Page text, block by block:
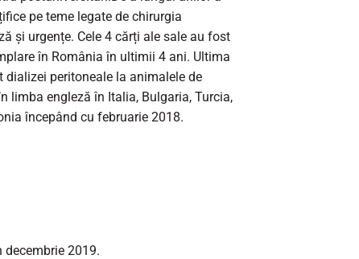
pe teme legate de chirurgia
și urgențe. Cele 4 cărți ale sale au fost
în România în ultimii 4 ani. Ultima
dializei peritoneale la animalele de
limba engleză în Italia, Bulgaria, Turcia,
începând cu februarie 2018.
decembrie 2019.